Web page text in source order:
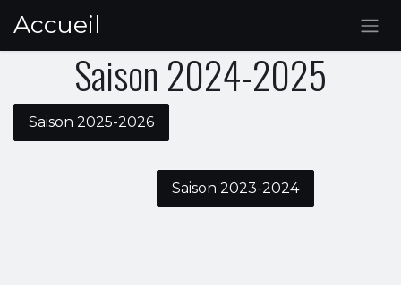
Accueil
Saison 2024-2025
Saison 2025-2026
Saison 2023-2024